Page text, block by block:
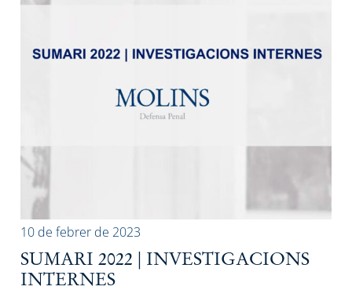
10 de febrer de 2023
SUMARI 2022 | INVESTIGACIONS
INTERNES